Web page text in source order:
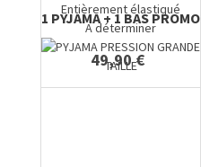
1 PYJAMA + 1 BAS PROMO
49,90 €
Entièrement élastiqué
A déterminer